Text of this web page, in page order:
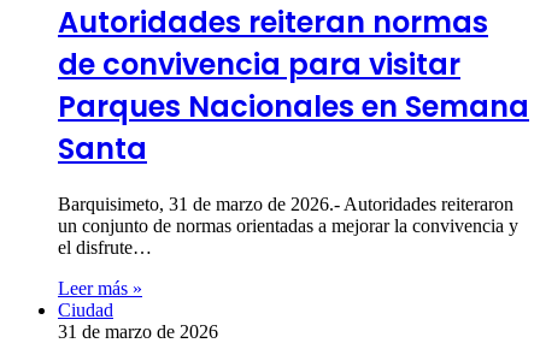
Autoridades reiteran normas
de convivencia para visitar
Parques Nacionales en Semana
Santa
Barquisimeto, 31 de marzo de 2026.- Autoridades reiteraron
un conjunto de normas orientadas a mejorar la convivencia y
el disfrute…
Leer más »
Ciudad
31 de marzo de 2026